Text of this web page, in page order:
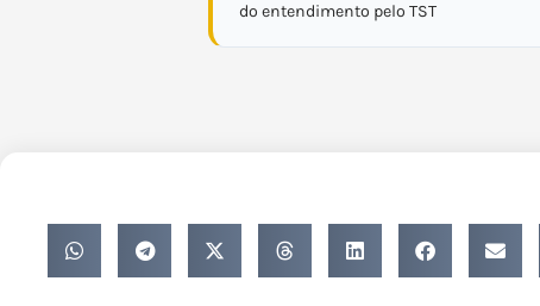
do entendimento pelo TST